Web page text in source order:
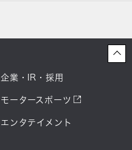
企業・IR・採用
モータースポーツ
エンタテイメント